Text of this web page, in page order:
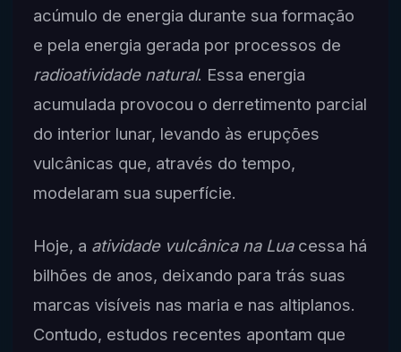
acúmulo de energia durante sua formação
e pela energia gerada por processos de
radioatividade natural. Essa energia
acumulada provocou o derretimento parcial
do interior lunar, levando às erupções
vulcânicas que, através do tempo,
modelaram sua superfície.
Hoje, a atividade vulcânica na Luacessa há
bilhões de anos, deixando para trás suas
marcas visíveis nas maria e nas altiplanos.
Contudo, estudos recentes apontam que